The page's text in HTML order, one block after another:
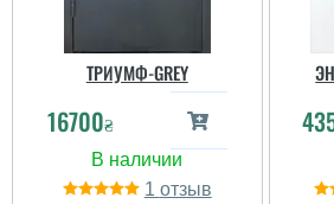
ТРИУМФ-GREY
16700₴
1